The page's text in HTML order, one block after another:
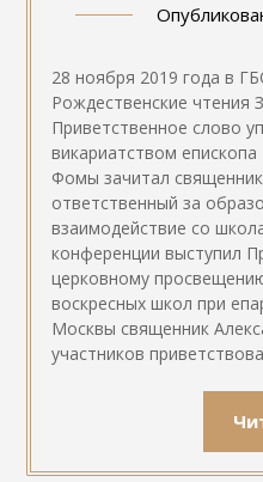
28 ноября 2019 года в
Рождественские чтения
Приветственное слово
викариатством
Фомы зачитал
ответственный за
взаимодействие со
конференции выступил
церковному
воскресных школ при
Москвы священник
участников